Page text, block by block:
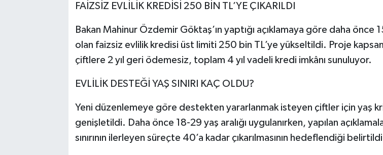
FAİZSİZ EVLİLİK KREDİSİ 250 BİN TL’YE ÇIKARILDI
Bakan Mahinur Özdemir Göktaş’ın yaptığı açıklamaya göre daha önce
olan faizsiz evlilik kredisi üst limiti 250 bin TL’ye yükseltildi. Proje
çiftlere 2 yıl geri ödemesiz, toplam 4 yıl vadeli kredi imkânı sunuluyor.
EVLİLİK DESTEĞİ YAŞ SINIRI KAÇ OLDU?
Yeni düzenlemeye göre destekten yararlanmak isteyen çiftler için yaş
genişletildi. Daha önce 18-29 yaş aralığı uygulanırken, yapılan
sınırının ilerleyen süreçte 40’a kadar çıkarılmasının hedeflendiği